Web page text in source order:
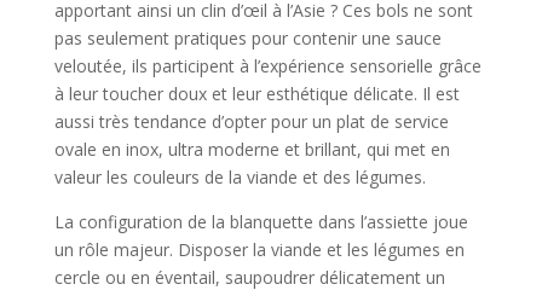
apportant ainsi un clin d’œil à l’Asie ? Ces bols ne sont
pas seulement pratiques pour contenir une sauce
veloutée, ils participent à l’expérience sensorielle grâce
à leur toucher doux et leur esthétique délicate. Il est
aussi très tendance d’opter pour un plat de service
ovale en inox, ultra moderne et brillant, qui met en
valeur les couleurs de la viande et des légumes.
La configuration de la blanquette dans l’assiette joue
un rôle majeur. Disposer la viande et les légumes en
cercle ou en éventail, saupoudrer délicatement un